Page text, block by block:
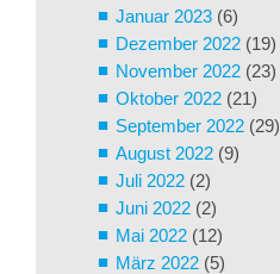
Januar 2023 (6)
Dezember 2022 (19)
November 2022 (23)
Oktober 2022 (21)
September 2022 (29)
August 2022 (9)
Juli 2022 (2)
Juni 2022 (2)
Mai 2022 (12)
März 2022 (5)